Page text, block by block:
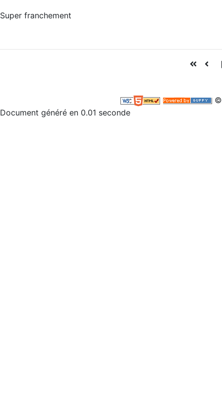
Super franchement
©
Document généré en 0.01 seconde